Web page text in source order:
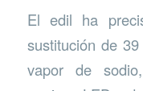
El edil ha
sustitución de
vapor de